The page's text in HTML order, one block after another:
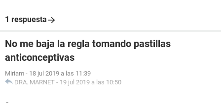
1 respuesta
No me baja la regla tomando pastillas
anticonceptivas
Miriam - 18 jul 2019 a las 11:39
DRA. MARNET - 19 jul 2019 a las 10:50